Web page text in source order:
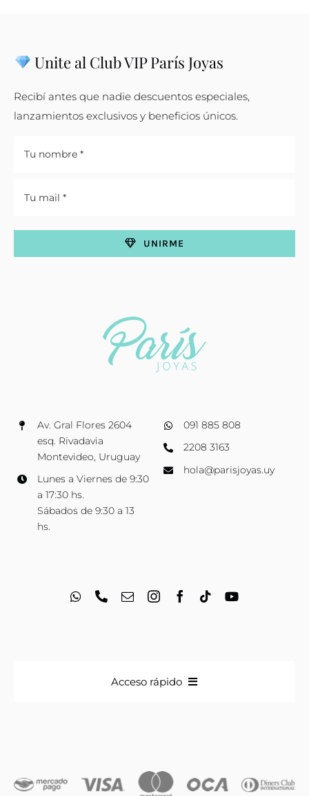
Av. Gral Flores 2604
esq. Rivadavia
Montevideo, Uruguay
Lunes a Viernes de 9:30
a 17:30 hs.
Sábados de 9:30 a 13
hs.
091 885 808
2208 3163
hola@parisjoyas.uy
Unite al Club VIP París Joyas
Recibí antes que nadie descuentos especiales,
lanzamientos exclusivos y beneficios únicos.
UNIRME
Acceso rápido
Iniciales